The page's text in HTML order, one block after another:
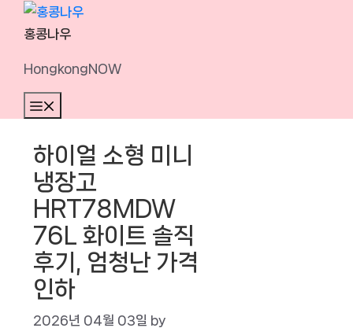
Skip
홍콩나우
HongkongNOW
하이얼 소형 미니
냉장고
HRT78MDW
76L 화이트 솔직
후기, 엄청난 가격
인하
2026년 04월 03일 by